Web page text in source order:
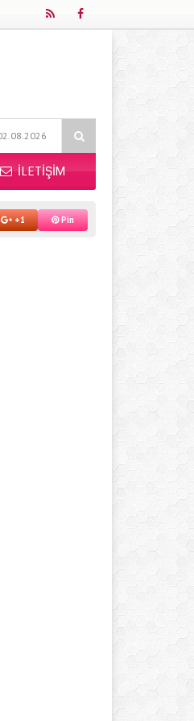
ile Sağlıklı Beslenmenin Yeni
İLETIŞIM
+1 Pin